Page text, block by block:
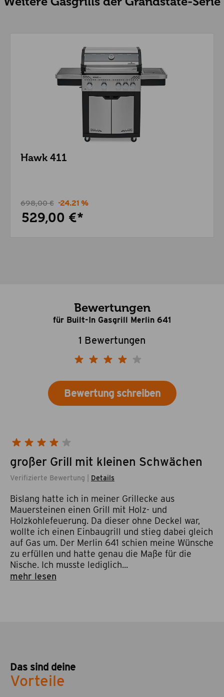
Hawk 411
529,00 €*
698,00 € -24.21 %
Bewertungen
für Built-In Gasgrill Merlin 641
1 Bewertungen
Bewertung schreiben
großer Grill mit kleinen Schwächen
Verifizierte Bewertung | Details
Bislang hatte ich in meiner Grillecke aus
Mauersteinen einen Grill mit Holz- und
Holzkohlefeuerung. Da dieser ohne Deckel war,
wollte ich einen Einbaugrill und stieg dabei gleich
auf Gas um. Der Merlin 641 schien meine Wünsche
zu erfüllen und hatte genau die Maße für die
Nische. Ich musste lediglich...
mehr lesen
Das sind deine
Vorteile